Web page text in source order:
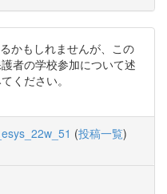
かもしれませんが、この
者の学校参加について述
ください。
(投稿一覧)